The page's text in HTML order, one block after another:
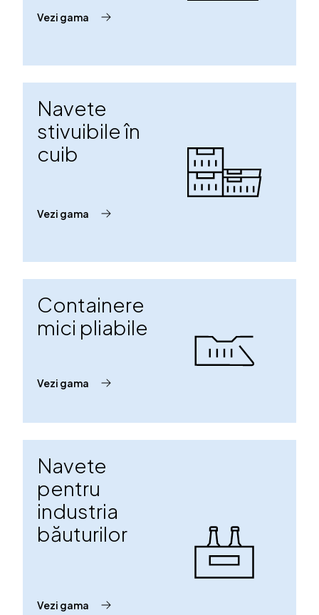
Vezi gama
Navete
stivuibile în
cuib
Vezi gama
Containere
mici pliabile
Vezi gama
Navete
pentru
industria
băuturilor
Vezi gama